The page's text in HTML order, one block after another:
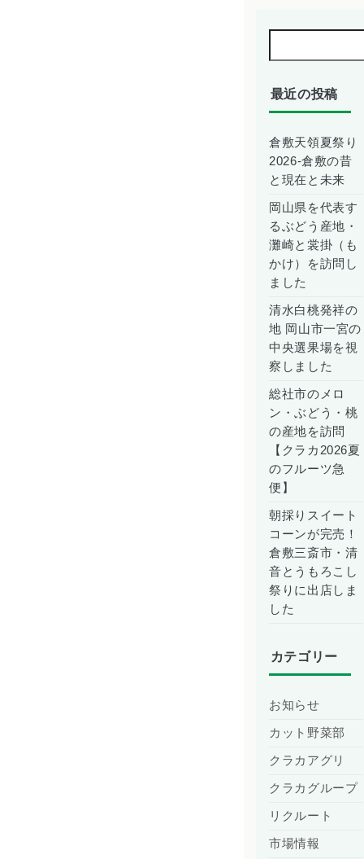
最近の投稿
倉敷天領夏祭り
2026-倉敷の昔
と現在と未来
岡山県を代表す
るぶどう産地・
灘崎と裳掛（も
かけ）を訪問し
ました
清水白桃発祥の
地 岡山市一宮の
中央選果場を視
察しました
総社市のメロ
ン・ぶどう・桃
の産地を訪問
【クラカ2026夏
のフルーツ急
便】
朝採りスイート
コーンが完売！
倉敷三斎市・清
音とうもろこし
祭りに出店しま
した
カテゴリー
お知らせ
カット野菜部
クラカアグリ
クラカグループ
リクルート
市場情報